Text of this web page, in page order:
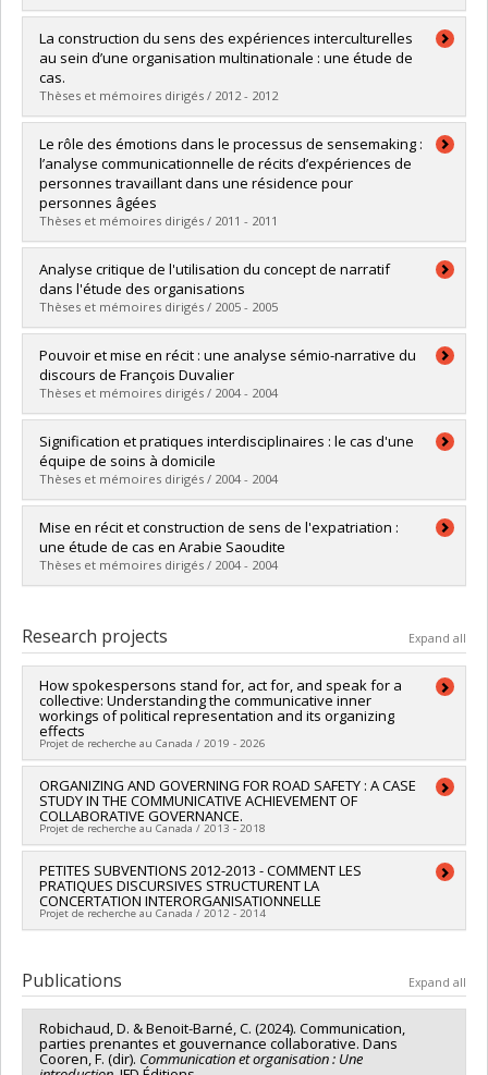
Lien vers le document dans Papyrus
Graduate :Basque, Joëlle
Cycle :Doctoral
Grade :
Lien vers le document dans Papyrus
La construction du sens des expériences interculturelles
au sein d’une organisation multinationale : une étude de
cas.
Thèses et mémoires dirigés / 2012 - 2012
Graduate :Yang, Lu
Cycle :Master's
Grade :M. Sc.
Lien vers le document dans Papyrus
Le rôle des émotions dans le processus de sensemaking :
l’analyse communicationnelle de récits d’expériences de
personnes travaillant dans une résidence pour
personnes âgées
Thèses et mémoires dirigés / 2011 - 2011
Graduate :Leclerc, Caroline
Cycle :Master's
Grade :M. Sc.
Lien vers le document dans Papyrus
Analyse critique de l'utilisation du concept de narratif
dans l'étude des organisations
Thèses et mémoires dirigés / 2005 - 2005
Graduate :Dubois, Marilyne
Cycle :Master's
Grade :M. Sc.
Lien vers le document dans Papyrus
Pouvoir et mise en récit : une analyse sémio-narrative du
discours de François Duvalier
Thèses et mémoires dirigés / 2004 - 2004
Graduate :Pierre, Serge Philippe
Cycle :Master's
Grade :M. Sc.
Lien vers le document dans Papyrus
Signification et pratiques interdisciplinaires : le cas d'une
équipe de soins à domicile
Thèses et mémoires dirigés / 2004 - 2004
Graduate :Allaire, Véronique
Cycle :Master's
Grade :M. Sc.
Lien vers le document dans Papyrus
Mise en récit et construction de sens de l'expatriation :
une étude de cas en Arabie Saoudite
Thèses et mémoires dirigés / 2004 - 2004
Cycle :Master's
Grade :M. Sc.
Lien vers le document dans Papyrus
Research projects Expand all
How spokespersons stand for, act for, and speak for a
collective: Understanding the communicative inner
workings of political representation and its organizing
effects
Projet de recherche au Canada / 2019 - 2026
Lead researcher : Chantal Benoît-Barné
Co-researchers :Daniel Robichaud
Funding sources:CRSH/Conseil de recherches en sciences
humaines du Canada
Grant programs:PVXXXXXX-Subvention Savoir
ORGANIZING AND GOVERNING FOR ROAD SAFETY : A CASE
STUDY IN THE COMMUNICATIVE ACHIEVEMENT OF
COLLABORATIVE GOVERNANCE.
Projet de recherche au Canada / 2013 - 2018
Lead researcher :Daniel Robichaud
Co-researchers :Chantal Benoît-Barné
Funding sources:CRSH/Conseil de recherches en sciences
humaines du Canada
PETITES SUBVENTIONS 2012-2013 - COMMENT LES
PRATIQUES DISCURSIVES STRUCTURENT LA
CONCERTATION INTERORGANISATIONNELLE
Projet de recherche au Canada / 2012 - 2014
Co-researchers :
Funding sources:CRSH/Conseil de recherches en sciences
humaines du Canada
Grant programs:PVX20020-Subvention institutionnelle du
CRSH - Petites subventions
Publications Expand all
Robichaud, D. & Benoit-Barné, C. (2024). Communication,
parties prenantes et gouvernance collaborative. Dans
Cooren, F. (dir). Communication et organisation : Une